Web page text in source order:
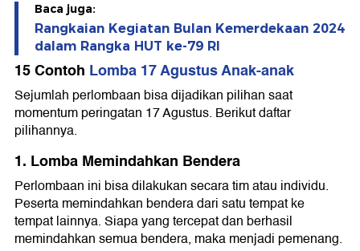
11. Lomba Sepeda Hias
12. Lomba Merangkai Kata
13. Lomba Fashion Show Pakaian Adat
14. Lomba Panjat Pinang
15. Lomba Tebak Kata
12 Contoh Lomba 17 Agustus Dewasa
1. Lomba Memindahkan Belut
2. Lomba Tarik Tambang
4. Lomba Menghias Wajah dengan Mata Tertutup
5. Lomba Balap Karung Pakai Helm
6. Lomba Sepak Bola dengan Sapu
7. Lomba Memasukkan Benang ke Jarum
8. Lomba Makan Cokelat dari Wajah
9. Lomba Tebak Harga
Baca juga:
Rangkaian Kegiatan Bulan Kemerdekaan 2024
dalam Rangka HUT ke-79 RI
15 Contoh Lomba 17 Agustus Anak-anak
Sejumlah perlombaan bisa dijadikan pilihan saat
momentum peringatan 17 Agustus. Berikut daftar
pilihannya.
1. Lomba Memindahkan Bendera
Perlombaan ini bisa dilakukan secara tim atau individu.
Peserta memindahkan bendera dari satu tempat ke
tempat lainnya. Siapa yang tercepat dan berhasil
memindahkan semua bendera, maka menjadi pemenang.